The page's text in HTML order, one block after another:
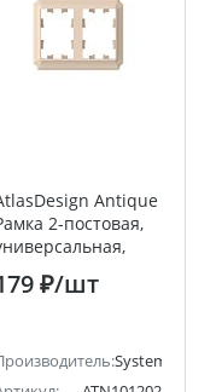
Schneider Electric)
Antique
2-постовая,
Песочный Systeme
Electric (Schneider
₽/шт
Systeme